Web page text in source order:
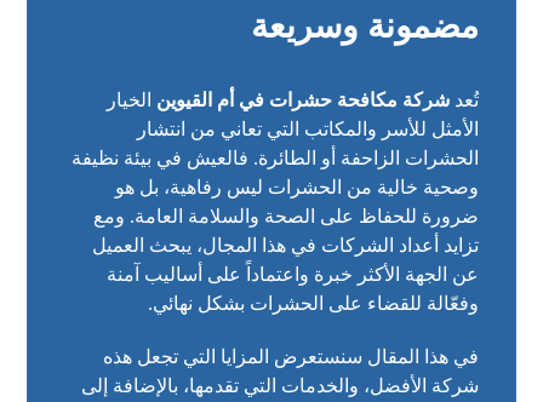
مضمونة وسريعة
تُعدشركة مكافحة حشرات في أم القيوين الخيار
الأمثل للأسر والمكاتب التي تعاني من انتشار
الحشرات الزاحفة أو الطائرة. فالعيش في بيئة نظيفة
وصحية خالية من الحشرات ليس رفاهية، بل هو
ضرورة للحفاظ على الصحة والسلامة العامة. ومع
تزايد أعداد الشركات في هذا المجال، يبحث العميل
عن الجهة الأكثر خبرة واعتماداً على أساليب آمنة
وفعّالة للقضاء على الحشرات بشكل نهائي.
في هذا المقال سنستعرض المزايا التي تجعل هذه
شركة الأفضل، والخدمات التي تقدمها، بالإضافة إلى